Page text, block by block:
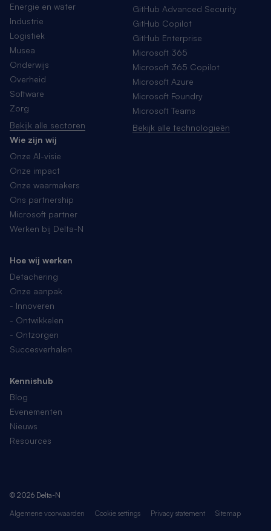
Energie en water
Industrie
Logistiek
Musea
Onderwijs
Overheid
Software
Zorg
Bekijk alle sectoren
GitHub Advanced Security
GitHub Copilot
GitHub Enterprise
Microsoft 365
Microsoft 365 Copilot
Microsoft Azure
Microsoft Foundry
Microsoft Teams
Bekijk alle technologieën
Wie zijn wij
Onze AI-visie
Onze impact
Onze waarmakers
Ons partnership
Microsoft partner
Werken bij Delta-N
Hoe wij werken
Detachering
Onze aanpak
- Innoveren
- Ontwikkelen
- Ontzorgen
Succesverhalen
Kennishub
Blog
Evenementen
Nieuws
Resources
© 2026 Delta-N
Algemene voorwaarden
Cookie settings Privacy statement Sitemap